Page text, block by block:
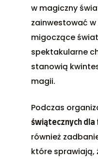
w magiczny
zainwestować
migoczące
spektakularne
stanowią
magii.
Podczas
świątecznych dla
również
które sprawiają,